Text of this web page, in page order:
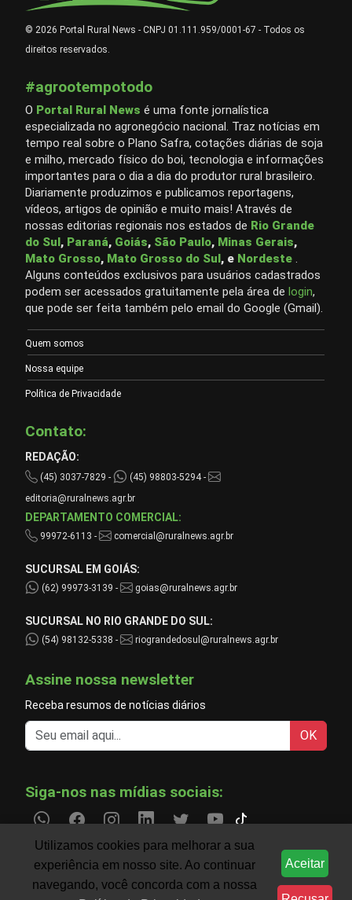
© 2026 Portal Rural News - CNPJ 01.111.959/0001-67 - Todos os
direitos reservados.
#agrootempotodo
O Portal Rural News é uma fonte jornalística
especializada no agronegócio nacional. Traz notícias em
tempo real sobre o Plano Safra, cotações diárias de soja
e milho, mercado físico do boi, tecnologia e informações
importantes para o dia a dia do produtor rural brasileiro.
Diariamente produzimos e publicamos reportagens,
vídeos, artigos de opinião e muito mais! Através de
nossas editorias regionais nos estados de Rio Grande
do Sul, Paraná, Goiás, São Paulo, Minas Gerais,
Mato Grosso, Mato Grosso do Sul, e Nordeste .
Alguns conteúdos exclusivos para usuários cadastrados
podem ser acessados gratuitamente pela área de login,
que pode ser feita também pelo email do Google (Gmail).
Quem somos
Nossa equipe
Política de Privacidade
Contato:
REDAÇÃO:
(45) 3037-7829 -
(45) 98803-5294 -
editoria@ruralnews.agr.br
DEPARTAMENTO COMERCIAL:
99972-6113 - comercial@ruralnews.agr.br
SUCURSAL EM GOIÁS:
(62) 99973-3139 - goias@ruralnews.agr.br
SUCURSAL NO RIO GRANDE DO SUL:
(54) 98132-5338 - riograndedosul@ruralnews.agr.br
Assine nossa newsletter
Receba resumos de notícias diários
OK
Siga-nos nas mídias sociais:
Utilizamos cookies para melhorar a sua
experiência em nosso site. Ao continuar
navegando, você concorda com a nossa
Aceitar
CLIMA Informações do agronegócio temporariamente